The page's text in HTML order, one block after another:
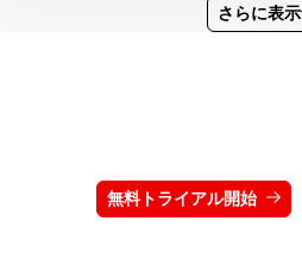
さらに表示
無料トライアル開始